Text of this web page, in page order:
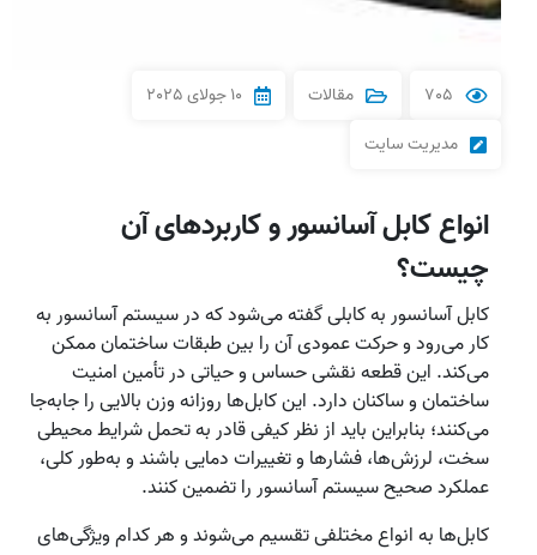
705 مقالات
10 جولای 2025
مدیریت سایت
انواع کابل آسانسور و کاربردهای آن
چیست؟
کابل آسانسور به کابلی گفته می‌شود که در سیستم آسانسور به‌
کار می‌رود و حرکت عمودی آن را بین طبقات ساختمان ممکن
می‌کند. این قطعه نقشی حساس و حیاتی در تأمین امنیت
ساختمان و ساکنان دارد. این کابل‌ها روزانه وزن بالایی را جابه‌جا
می‌کنند؛ بنابراین باید از نظر کیفی قادر به تحمل شرایط محیطی
سخت، لرزش‌ها، فشارها و تغییرات دمایی باشند و به‌طور کلی،
عملکرد صحیح سیستم آسانسور را تضمین ‌کنند.
کابل‌‌ها به انواع مختلفی تقسیم می‌شوند و هر کدام ویژگی‌های